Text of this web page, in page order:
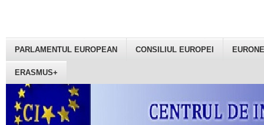
PARLAMENTUL EUROPEAN CONSILIUL EUROPEI
ERASMUS+